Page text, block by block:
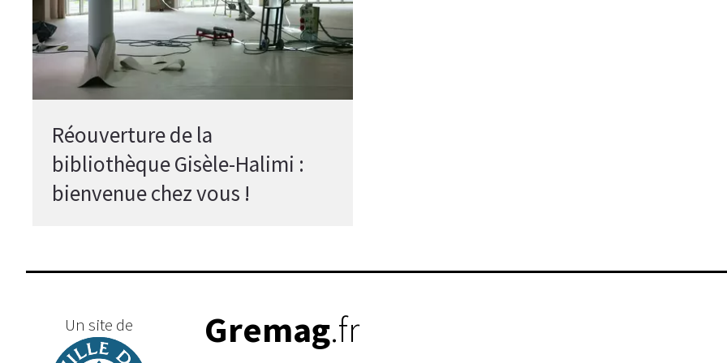
Réouverture de la
bibliothèque Gisèle-Halimi :
bienvenue chez vous !
Un site de Gremag.fr